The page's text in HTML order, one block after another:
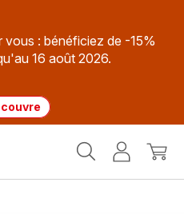
: bénéficiez de -15%
16 août 2026.
MonMon